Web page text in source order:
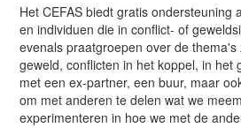
Het CEFAS biedt gratis ondersteuning
en individuen die in conflict- of
evenals praatgroepen over de thema's
geweld, conflicten in het koppel, in het
met een ex-partner, een buur, maar
om met anderen te delen wat we
experimenteren in hoe we met de